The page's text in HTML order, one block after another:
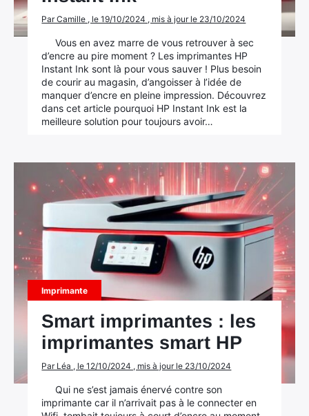
Par Camille , le 19/10/2024 , mis à jour le 23/10/2024
Vous en avez marre de vous retrouver à sec
d’encre au pire moment ? Les imprimantes HP
Instant Ink sont là pour vous sauver ! Plus besoin
de courir au magasin, d’angoisser à l’idée de
manquer d’encre en pleine impression. Découvrez
dans cet article pourquoi HP Instant Ink est la
meilleure solution pour toujours avoir…
Imprimante
Smart imprimantes : les
imprimantes smart HP
Par Léa , le 12/10/2024 , mis à jour le 23/10/2024
Qui ne s’est jamais énervé contre son
imprimante car il n’arrivait pas à le connecter en